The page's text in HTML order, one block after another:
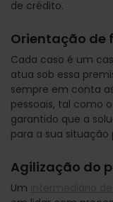
de crédito.
Orientação de
Cada caso é um
atua sob essa
sempre em conta
pessoais, tal como
garantido que a
para a sua situação
Agilização do
Um